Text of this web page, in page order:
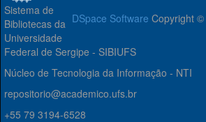
DSpace Software Copyright
Sistema de
Bibliotecas da
Universidade
Federal de Sergipe - SIBIUFS
Núcleo de Tecnologia da Informação - NTI
repositorio@academico.ufs.br
+55 79 3194-6528